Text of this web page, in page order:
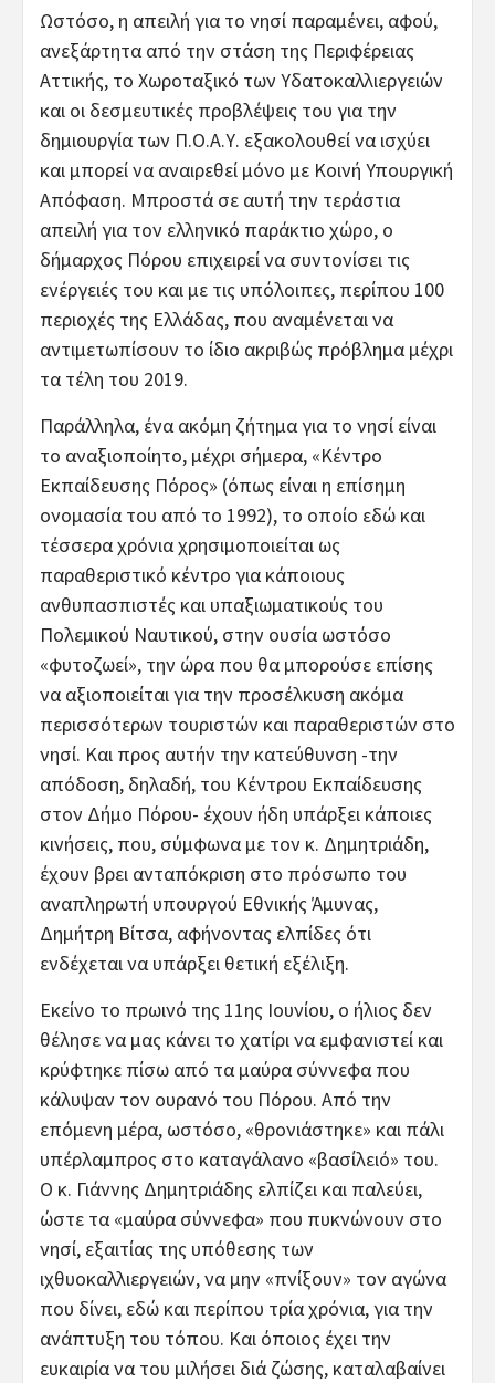
Ωστόσο, η απειλή για το νησί παραμένει, αφού,
ανεξάρτητα από την στάση της Περιφέρειας
Αττικής, το Χωροταξικό των Υδατοκαλλιεργειών
και οι δεσμευτικές προβλέψεις του για την
δημιουργία των Π.Ο.Α.Υ. εξακολουθεί να ισχύει
και μπορεί να αναιρεθεί μόνο με Κοινή Υπουργική
Απόφαση. Μπροστά σε αυτή την τεράστια
απειλή για τον ελληνικό παράκτιο χώρο, ο
δήμαρχος Πόρου επιχειρεί να συντονίσει τις
ενέργειές του και με τις υπόλοιπες, περίπου 100
περιοχές της Ελλάδας, που αναμένεται να
αντιμετωπίσουν το ίδιο ακριβώς πρόβλημα μέχρι
τα τέλη του 2019.
Παράλληλα, ένα ακόμη ζήτημα για το νησί είναι
το αναξιοποίητο, μέχρι σήμερα, «Κέντρο
Εκπαίδευσης Πόρος» (όπως είναι η επίσημη
ονομασία του από το 1992), το οποίο εδώ και
τέσσερα χρόνια χρησιμοποιείται ως
παραθεριστικό κέντρο για κάποιους
ανθυπασπιστές και υπαξιωματικούς του
Πολεμικού Ναυτικού, στην ουσία ωστόσο
«φυτοζωεί», την ώρα που θα μπορούσε επίσης
να αξιοποιείται για την προσέλκυση ακόμα
περισσότερων τουριστών και παραθεριστών στο
νησί. Και προς αυτήν την κατεύθυνση -την
απόδοση, δηλαδή, του Κέντρου Εκπαίδευσης
στον Δήμο Πόρου- έχουν ήδη υπάρξει κάποιες
κινήσεις, που, σύμφωνα με τον κ. Δημητριάδη,
έχουν βρει ανταπόκριση στο πρόσωπο του
αναπληρωτή υπουργού Εθνικής Άμυνας,
Δημήτρη Βίτσα, αφήνοντας ελπίδες ότι
ενδέχεται να υπάρξει θετική εξέλιξη.
Εκείνο το πρωινό της 11ης Ιουνίου, ο ήλιος δεν
θέλησε να μας κάνει το χατίρι να εμφανιστεί και
κρύφτηκε πίσω από τα μαύρα σύννεφα που
κάλυψαν τον ουρανό του Πόρου. Από την
επόμενη μέρα, ωστόσο, «θρονιάστηκε» και πάλι
υπέρλαμπρος στο καταγάλανο «βασίλειό» του.
Ο κ. Γιάννης Δημητριάδης ελπίζει και παλεύει,
ώστε τα «μαύρα σύννεφα» που πυκνώνουν στο
νησί, εξαιτίας της υπόθεσης των
ιχθυοκαλλιεργειών, να μην «πνίξουν» τον αγώνα
που δίνει, εδώ και περίπου τρία χρόνια, για την
ανάπτυξη του τόπου. Και όποιος έχει την
ευκαιρία να του μιλήσει διά ζώσης, καταλαβαίνει